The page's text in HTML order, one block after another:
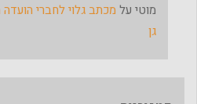
מוטי על מכתב גלוי לחברי הועדה
גן